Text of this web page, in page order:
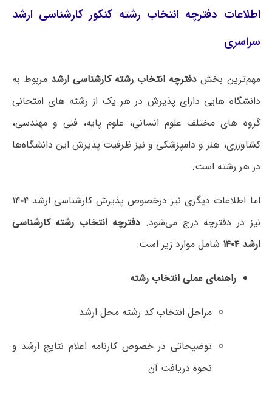
اطلاعات دفترچه انتخاب رشته کنکور کارشناسی ارشد
سراسری
مهم‌ترین بخش دفترچه انتخاب رشته کارشناسی ارشد مربوط به
دانشگاه هایی دارای پذیرش در هر یک از رشته های امتحانی
گروه های مختلف علوم انسانی، علوم پایه، فنی و مهندسی،
کشاورزی، هنر و دامپزشکی و نیز ظرفیت پذیرش این دانشگاه‌ها
در هر رشته است.
اما اطلاعات دیگری نیز درخصوص پذیرش کارشناسی ارشد ۱۴۰۴
نیز در دفترچه درج می‌شود. دفترچه انتخاب رشته کارشناسی
ارشد ۱۴۰۴
شامل موارد زیر است:
راهنمای عملی انتخاب رشته
مراحل انتخاب کد رشته محل ارشد
توضیحاتی در خصوص کارنامه اعلام نتایج ارشد و
نحوه دریافت آن